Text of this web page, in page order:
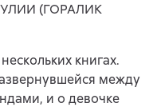
(ГОРАЛИК
книгах.
между
и о девочке